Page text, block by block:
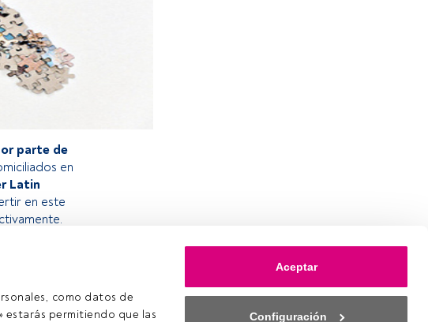
como datos de
estarás permitiendo que las
Aceptar
Configuración
parte de
en
Latin
en este
te